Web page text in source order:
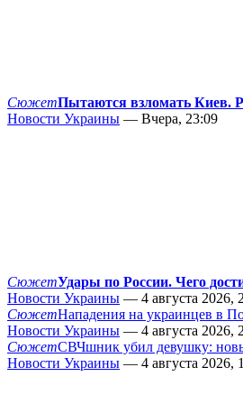
СюжетПытаются взломать Киев.
Новости Украины — Вчера, 23:09
СюжетУдары по России. Чего
Новости Украины — 4 августа 2026,
СюжетНападения на украинцев в
Новости Украины — 4 августа 2026,
СюжетСВЧшник убил девушку:
Новости Украины — 4 августа 2026,